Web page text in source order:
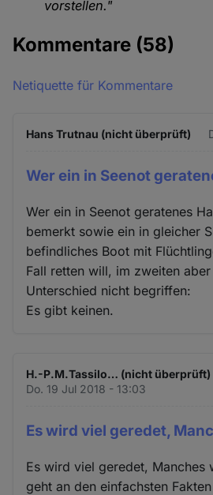
vorstellen."
Kommentare (58)
Netiquette für Kommentare
Hans Trutnau (nicht überprüft)
Wer ein in Seenot
Wer ein in Seenot geratenes
bemerkt sowie ein in gleicher
befindliches Boot mit
Fall retten will, im zweiten
Unterschied nicht begriffen:
Es gibt keinen.
H.-P.M.Tassilo… (nicht überprüft)
Do. 19 Jul 2018 - 13:03
Es wird viel geredet,
Es wird viel geredet, Manches
geht an den einfachsten